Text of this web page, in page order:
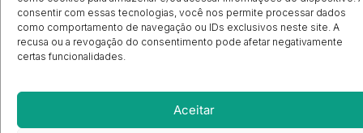
consentir com essas tecnologias, você nos permite processar dados
como comportamento de navegação ou IDs exclusivos neste site. A
recusa ou a revogação do consentimento pode afetar negativamente
certas funcionalidades.
Aceitar